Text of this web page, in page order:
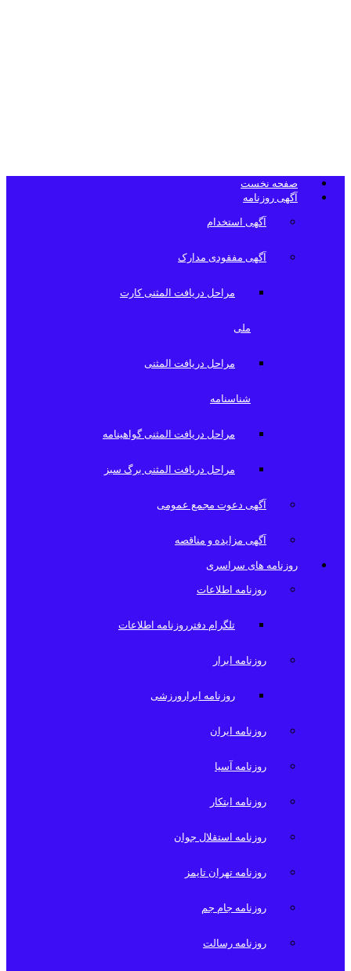
صفحه نخست
آگهی روزنامه
آگهی استخدام
آگهی مفقودی مدارک
مراحل دریافت المثنی کارت
ملی
مراحل دریافت المثنی
شناسنامه
مراحل دریافت المثنی گواهینامه
مراحل دریافت المثنی برگ سبز
آگهی دعوت مجمع عمومی
آگهی مزایده و مناقصه
روزنامه های سراسری
روزنامه اطلاعات
تلگرام دفترروزنامه اطلاعات
روزنامه ابرار
روزنامه ابرارورزشی
روزنامه ایران
روزنامه آسیا
روزنامه ابتکار
روزنامه استقلال جوان
روزنامه تهران تایمز
روزنامه جام جم
روزنامه رسالت